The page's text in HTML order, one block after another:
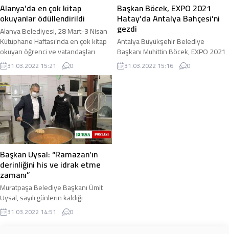
Alanya’da en çok kitap
okuyanlar ödüllendirildi
Alanya Belediyesi, 28 Mart-3 Nisan
Kütüphane Haftası’nda en çok kitap
okuyan öğrenci ve vatandaşları
ödüllendirdi. Alanya Belediyesi,
kitap okuma ...
31.03.2022 15:21 0
Başkan Böcek, EXPO 2021
Hatay’da Antalya Bahçesi’ni
gezdi
Antalya Büyükşehir Belediye
Başkanı Muhittin Böcek, EXPO 2021
Hatay’ın açılışından önce alanda yer
alan Antalya Bahçesi’ni gezdi.
31.03.2022 15:16 0
Başkan Uysal: “Ramazan’ın
derinliğini his ve idrak etme
zamanı”
Muratpaşa Belediye Başkanı Ümit
Uysal, sayılı günlerin kaldığı
Ramazan öncesi aşevinde
incelemelerde bulundu. Başkan
31.03.2022 14:51 0